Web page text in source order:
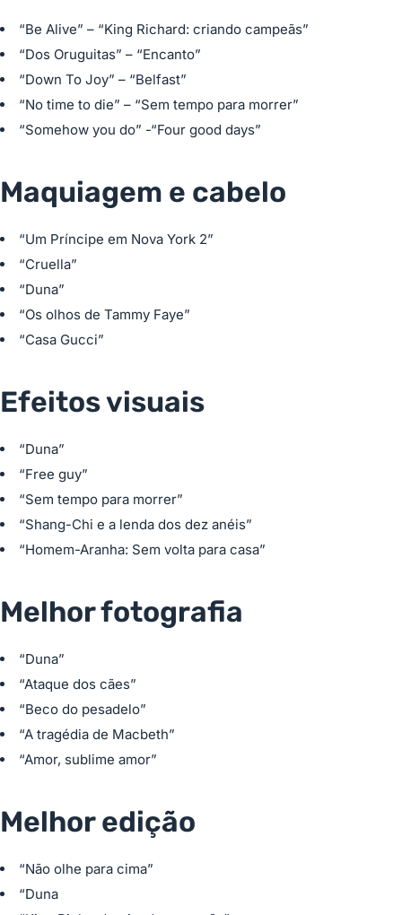
“Be Alive” – “King Richard: criando campeãs”
“Dos Oruguitas” – “Encanto”
“Down To Joy” – “Belfast”
“No time to die” – “Sem tempo para morrer”
“Somehow you do” -“Four good days”
Maquiagem e cabelo
“Um Príncipe em Nova York 2”
“Cruella”
“Duna”
“Os olhos de Tammy Faye”
“Casa Gucci”
Efeitos visuais
“Duna”
“Free guy”
“Sem tempo para morrer”
“Shang-Chi e a lenda dos dez anéis”
“Homem-Aranha: Sem volta para casa”
Melhor fotografia
“Duna”
“Ataque dos cães”
“Beco do pesadelo”
“A tragédia de Macbeth”
“Amor, sublime amor”
Melhor edição
“Não olhe para cima”
“Duna